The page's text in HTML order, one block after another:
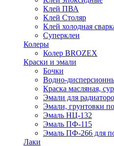
Клей ПВА
Клей Столяр
Клей холодная
Суперклеи
Колеры
Колер BROZEX
Краски и эмали
Бочки
Водно-
Краска масляная,
Эмали для
Эмали, грунтовки
Эмаль НЦ-132
Эмаль ПФ-115
Эмаль ПФ-266 для
Лаки